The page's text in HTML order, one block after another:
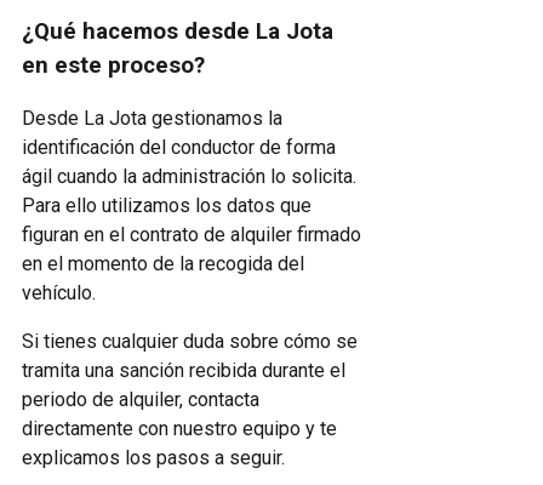
¿Qué hacemos desde La Jota
en este proceso?
Desde La Jota gestionamos la
identificación del conductor de forma
ágil cuando la administración lo solicita.
Para ello utilizamos los datos que
figuran en el contrato de alquiler firmado
en el momento de la recogida del
vehículo.
Si tienes cualquier duda sobre cómo se
tramita una sanción recibida durante el
periodo de alquiler, contacta
directamente con nuestro equipo y te
explicamos los pasos a seguir.